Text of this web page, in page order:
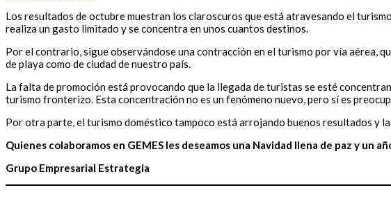
Los resultados de octubre muestran los claroscuros que está atravesando el
realiza un gasto limitado y se concentra en unos cuantos destinos.
Por el contrario, sigue observándose una contracción en el turismo por vía aérea,
de playa como de ciudad de nuestro país.
La falta de promoción está provocando que la llegada de turistas se esté
turismo fronterizo. Esta concentración no es un fenómeno nuevo, pero sí es
Por otra parte, el turismo doméstico tampoco está arrojando buenos resultados y
Quienes colaboramos en GEMES les deseamos una Navidad llena de paz y un
Grupo Empresarial Estrategia